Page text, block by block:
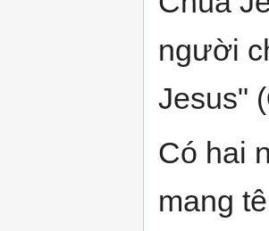
người
Jesus" (
Có hai
mang